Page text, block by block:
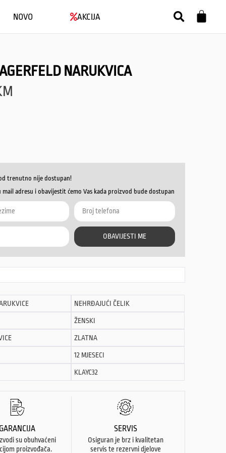
NOVO AKCIJA
NARUKVICA
trenutno nije dostupan!
mail adresu i obavijestit ćemo Vas kada proizvod bude dostupan
OBAVIJESTI ME
NEHRĐAJUĆI ČELIK
ŽENSKI
ZLATNA
12 MJESECI
KLAYC32
su obuhvaćeni
proizvođača.
SERVIS
Osiguran je brz i kvalitetan
servis te rezervni djelove